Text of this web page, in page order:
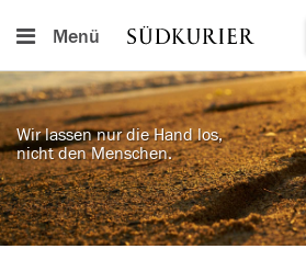
Menü
Wir lassen nur die Hand los,
nicht den Menschen.